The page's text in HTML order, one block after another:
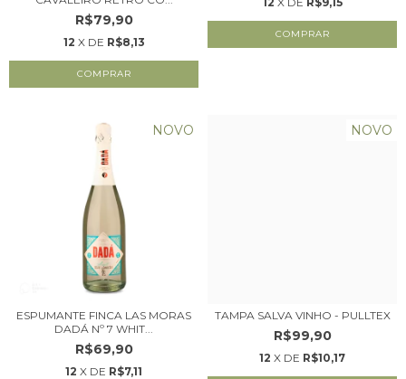
R$79,90
12 X DE R$8,13
NOVO
ESPUMANTE FINCA LAS MORAS
DADÁ Nº 7 WHIT...
R$69,90
12 X DE R$7,11
NOVO
TAMPA SALVA VINHO - PULLTEX
R$99,90
12 X DE R$10,17